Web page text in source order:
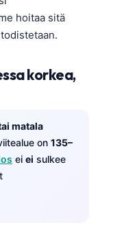
hoitaa sitä
korkea,
matala
on 135–
ei ei sulkee